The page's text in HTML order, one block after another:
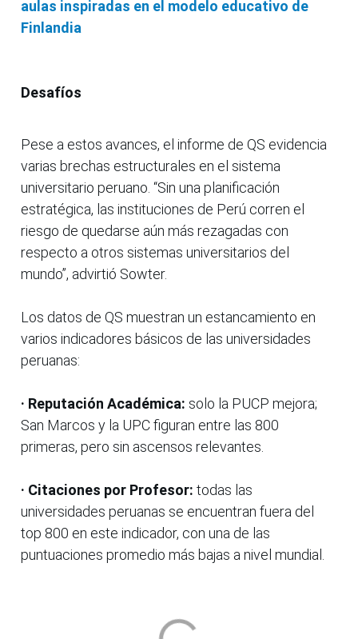
aulas inspiradas en el modelo educativo de
Finlandia
Desafíos
Pese a estos avances, el informe de QS evidencia
varias brechas estructurales en el sistema
universitario peruano. “Sin una planificación
estratégica, las instituciones de Perú corren el
riesgo de quedarse aún más rezagadas con
respecto a otros sistemas universitarios del
mundo”, advirtió Sowter.
Los datos de QS muestran un estancamiento en
varios indicadores básicos de las universidades
peruanas:
· Reputación Académica: solo la PUCP mejora;
San Marcos y la UPC figuran entre las 800
primeras, pero sin ascensos relevantes.
· Citaciones por Profesor: todas las
universidades peruanas se encuentran fuera del
top 800 en este indicador, con una de las
puntuaciones promedio más bajas a nivel mundial.